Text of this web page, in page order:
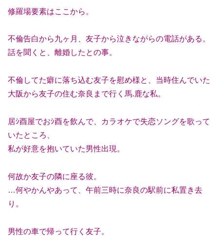
修羅場要素はここから。
不倫告白から九ヶ月、友子から泣きながらの電話がある。
話を聞くと、離婚したとの事。
不倫してた癖に落ち込む友子を慰め様と、当時住んでいた
大阪から友子の住む奈良まで行く馬.鹿な私。
居ｼ酉屋でおｼ酉を飲んで、カラオケで失恋ソングを歌って
いたところ、
私が好意を抱いていた男性出現。
何故か友子の隣に座る彼。
…何やかんやあって、午前三時に奈良の駅前に私置き去
り。
男性の車で帰って行く友子。